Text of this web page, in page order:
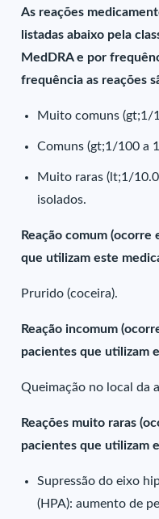
As reações
listadas abaixo pela
MedDRA e por
frequência as reações
Muito comuns (gt;1/
Comuns (gt;1/100 a
Muito raras (lt;1/
isolados.
Reação comum
que utilizam este
Prurido (coceira).
Reação incomum
pacientes que utilizam
Queimação no local da
Reações muito raras
pacientes que utilizam
Supressão do eixo
(HPA): aumento de